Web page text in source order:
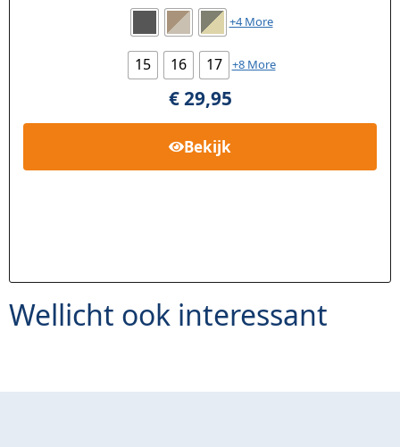
+4 More
15 16 17 +8 More
€29,95
Bekijk
Wellicht ook interessant